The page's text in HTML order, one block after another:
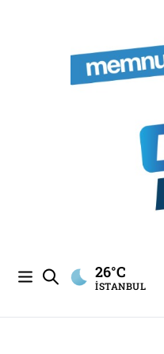
26°C
İSTANBUL